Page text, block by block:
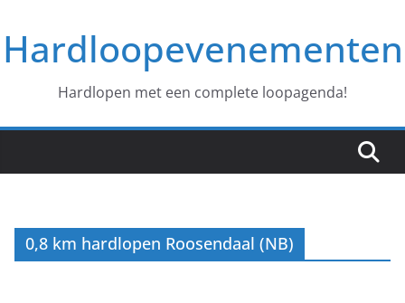
naar
deHardloopevenementen
Hardlopen met een complete loopagenda!
0,8 km hardlopen Roosendaal (NB)